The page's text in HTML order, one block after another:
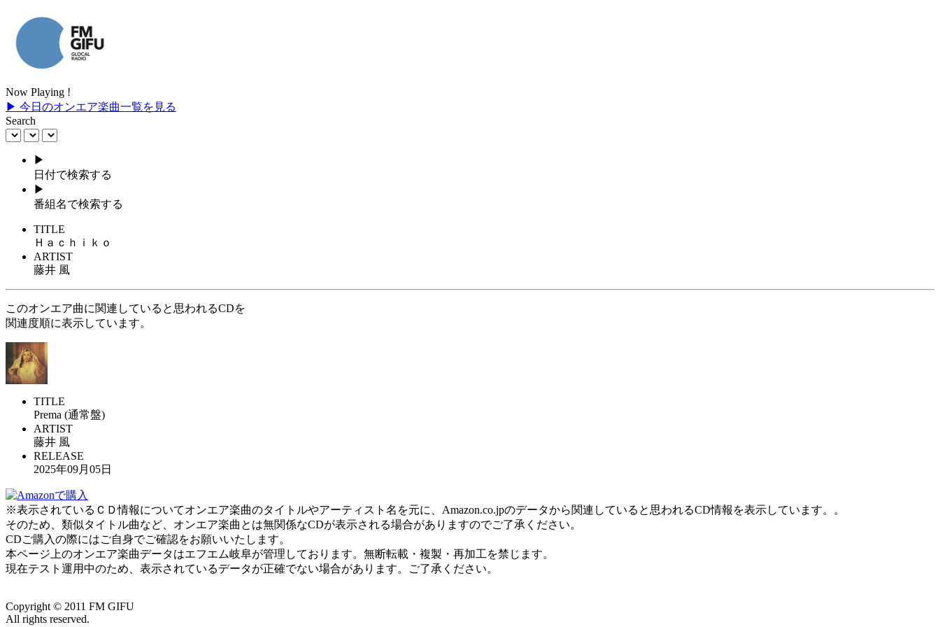
Now Playing !
▶ 今日のオンエア楽曲一覧を見る
Search
▶
日付で検索する
▶
番組名で検索する
TITLE
Ｈａｃｈｉｋｏ
ARTIST
藤井 風
このオンエア曲に関連していると思われるCDを
関連度順に表示しています。
TITLE
Prema (通常盤)
ARTIST
藤井 風
RELEASE
2025年09月05日
※表示されているＣＤ情報についてオンエア楽曲のタイトルやアーティスト名を元に、Amazon.co.jpのデータから関連していると思われるCD情報を表示しています。。
そのため、類似タイトル曲など、オンエア楽曲とは無関係なCDが表示される場合がありますのでご了承ください。
CDご購入の際にはご自身でご確認をお願いいたします。
本ページ上のオンエア楽曲データはエフエム岐阜が管理しております。無断転載・複製・再加工を禁じます。
現在テスト運用中のため、表示されているデータが正確でない場合があります。ご了承ください。
Copyright © 2011 FM GIFU
All rights reserved.